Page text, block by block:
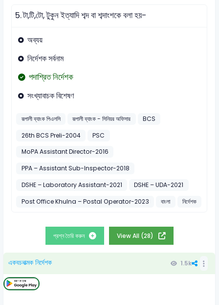
5.টা,টি,টো, টুকুন ইত্যাদি শব্দ বা শব্দাংশকে বলা হয়-
অব্যয়
নির্দেশক সর্বনাম
পদাশ্রিত নির্দেশক
সংখ্যাবাচক বিশেষণ
রূপালী ব্যাংক পিএলসি রূপালী ব্যাংক - সিনিয়র অফিসার
BCS
26th BCS Preli-2004
PSC
MoPA Assistant Director-2016
PPA – Assistant Sub-Inspector-2018
DSHE – Laboratory Assistant-2021
DSHE – UDA-2021
Post Office Khulna – Postal Operator-2023
বাংলা নির্দেশক
প্রশ্ন তৈরি করুন View All (28)
একবচনাত্মক নির্দেশক 1.5k